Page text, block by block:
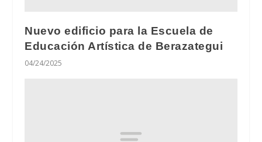
Nuevo edificio para la Escuela de
Educación Artística de Berazategui
04/24/2025